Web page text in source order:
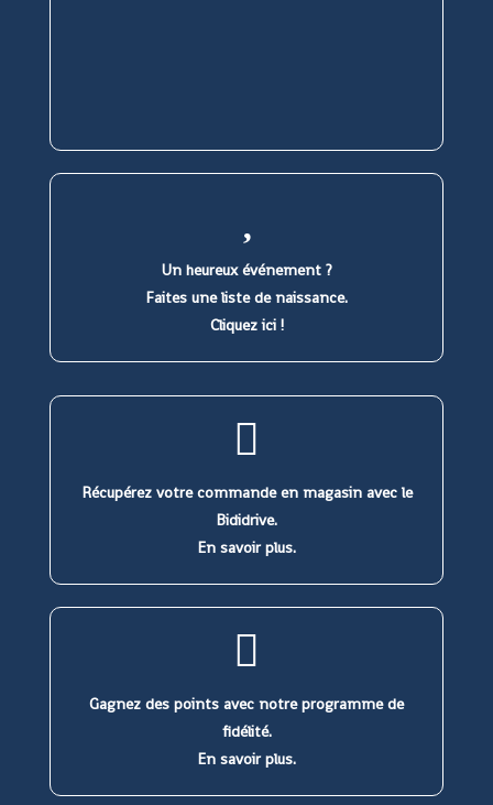
Un heureux événement ?
Faites une liste de naissance.
Cliquez ici !
Récupérez votre commande en magasin avec le
Bididrive.
En savoir plus.
Gagnez des points avec notre programme de
fidélité.
En savoir plus.